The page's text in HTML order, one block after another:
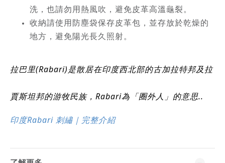
洗，也請勿用熱風吹，避免皮革高溫龜裂。
收納請使用防塵袋保存皮革包，並存放於乾燥的
地方，避免陽光長久照射。
拉巴里(Rabari)是散居在印度西北部的古加拉特邦及拉
賈斯坦邦的游牧民族，Rabari為「圈外人」的意思..
印度Rabari 刺繡 ｜完整介紹